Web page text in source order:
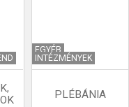
EGYÉB
INTÉZMÉNYEK
PLÉBÁNIA